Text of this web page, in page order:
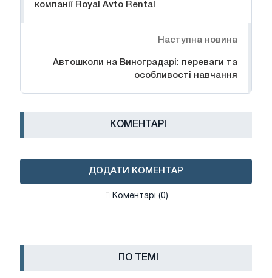
компанії Royal Avto Rental
Наступна новина
Автошколи на Виноградарі: переваги та
особливості навчання
КОМЕНТАРІ
ДОДАТИ КОМЕНТАР
Коментарі (0)
ПО ТЕМІ